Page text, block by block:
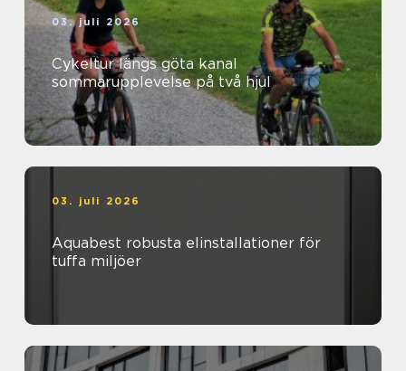
03. juli 2026
Cykeltur längs göta kanal
sommarupplevelse på två hjul
03. juli 2026
Aquabest robusta elinstallationer för
tuffa miljöer